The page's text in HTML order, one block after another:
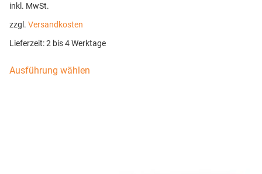
inkl. MwSt.
zzgl. Versandkosten
Lieferzeit:2 bis 4 Werktage
Ausführung wählen